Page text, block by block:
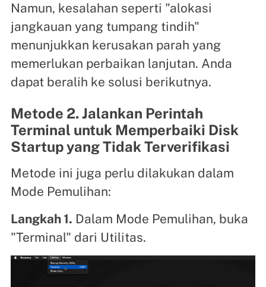
Namun, kesalahan seperti "alokasi
jangkauan yang tumpang tindih"
menunjukkan kerusakan parah yang
memerlukan perbaikan lanjutan. Anda
dapat beralih ke solusi berikutnya.
Metode 2. Jalankan Perintah
Terminal untuk Memperbaiki Disk
Startup yang Tidak Terverifikasi
Metode ini juga perlu dilakukan dalam
Mode Pemulihan:
Langkah 1. Dalam Mode Pemulihan, buka
"Terminal" dari Utilitas.